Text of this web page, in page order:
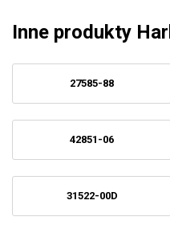
Inne produkty
27585-88
42851-06
31522-00D